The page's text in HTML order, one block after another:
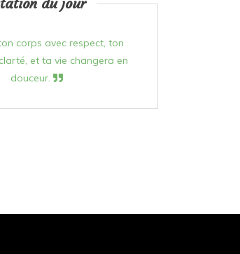
corps avec respect, ton
et ta vie changera en
douceur.